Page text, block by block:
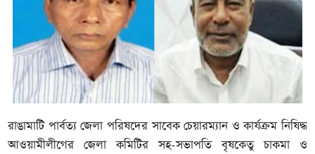
রাঙামাটি পার্বত্য জেলা পরিষদের সাবেক চেয়ারম্যান ও কার্যক্রম নিষিদ্ধ
আওয়ামীলীগের জেলা কমিটির সহ-সভাপতি বৃষকেতু চাকমা ও